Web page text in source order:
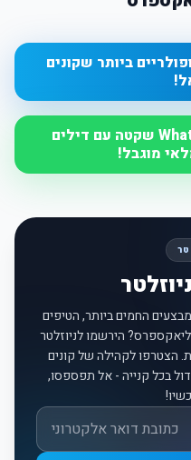
ביותר שקונים
הצטרף לקבוצת WhatsApp שקטה עם דילים
מוגבל!
החמים ביותר, הטיפים
הירשמו לניוזלטר
הצטרפו לקהילה של קונים
בכל קנייה - אל תפספסו,